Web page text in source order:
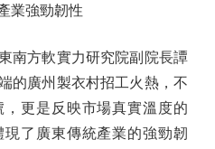
強勁韌性
方軟實力研究院副院長譚
的廣州製衣村招工火熱，不
更是反映市場真實溫度的
現了廣東傳統產業的強勁韌